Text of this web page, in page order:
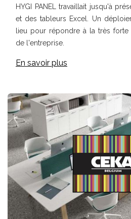
HYGI PANEL travaillait jusqu'à
et des tableurs Excel. Un
lieu pour répondre à la très forte
de l'entreprise.
En savoir plus